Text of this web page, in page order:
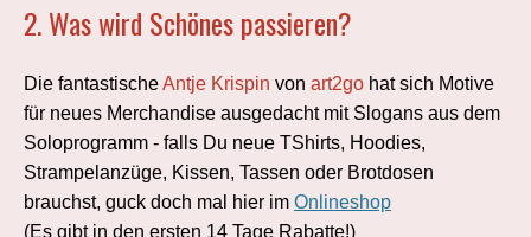
2. Was wird Schönes passieren?
Die fantastischeAntje Krispin von art2go hat sich Motive
für neues Merchandise ausgedacht mit Slogans aus dem
Soloprogramm - falls Du neue TShirts, Hoodies,
Strampelanzüge, Kissen, Tassen oder Brotdosen
brauchst, guck doch mal hier im Onlineshop
(Es gibt in den ersten 14 Tage Rabatte!)